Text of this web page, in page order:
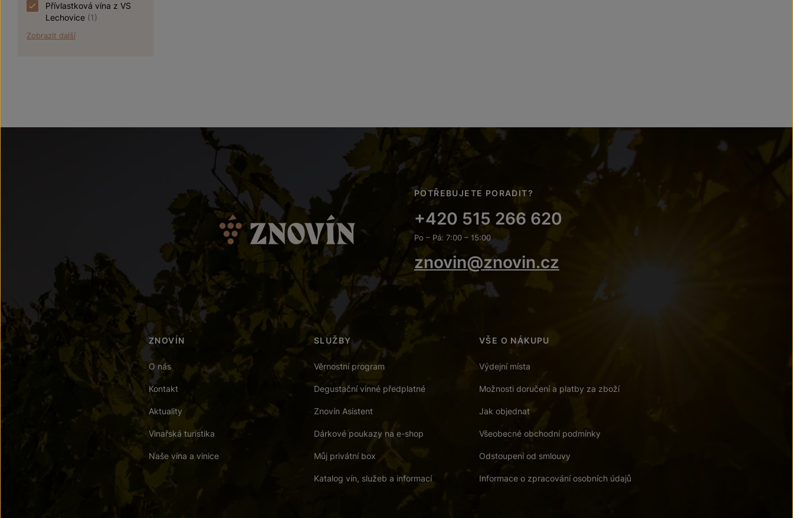
Přívlastková vína z VS
Lechovice (1)
Zobrazit další
POTŘEBUJETE PORADIT?
+420 515 266 620
Po – Pá: 7:00 – 15:00
znovin@znovin.cz
ZNOVÍN
O nás
Kontakt
Aktuality
Vinařská turistika
Naše vína a vinice
SLUŽBY
Věrnostní program
Degustační vinné předplatné
Znovín Asistent
Dárkové poukazy na e-shop
Můj privátní box
Katalog vín, služeb a informací
VŠE O NÁKUPU
Výdejní místa
Možnosti doručení a platby za zboží
Jak objednat
Všeobecné obchodní podmínky
Odstoupení od smlouvy
Informace o zpracování osobních údajů